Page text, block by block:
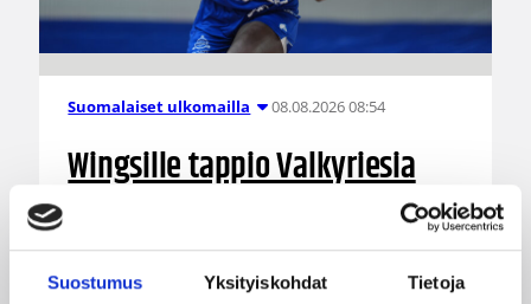
Suostumus Yksityiskohdat Tietoja
Suomalaiset ulkomailla 08.08.2026 08:54
Wingsille tappio Valkyriesia
vastaan – Kuier neljä pistettä
ja kaksi torjuntaa